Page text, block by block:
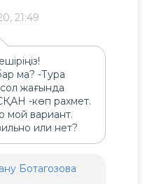
21:49
ма? -Тура
жағында
-көп рахмет.
мой вариант.
или нет?
Ботагозова